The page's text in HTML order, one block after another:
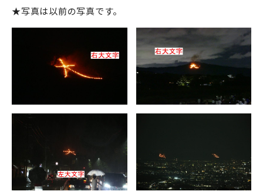
★写真は以前の写真です。